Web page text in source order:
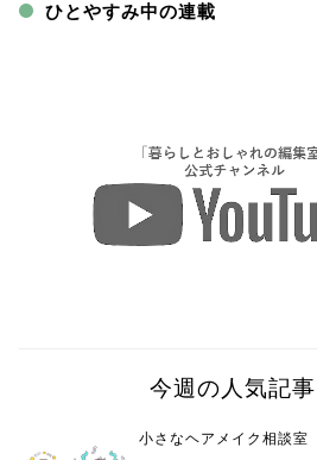
ひとやすみ中の連載
今週の人気記事
小さなヘアメイク相談室